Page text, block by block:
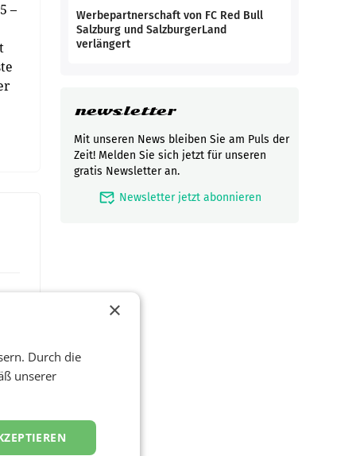
–
Werbepartnerschaft von FC Red Bull
Salzburg und SalzburgerLand
verlängert
newsletter
Mit unseren News bleiben Sie am Puls der
Zeit! Melden Sie sich jetzt für unseren
gratis Newsletter an.
mark_email_read Newsletter jetzt abonnieren
×
Durch die
unserer